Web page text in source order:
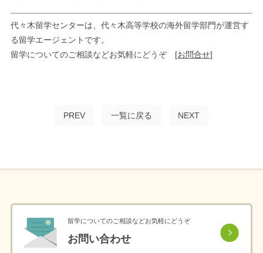
代々木留学センターは、代々木高等学校の海外留学部門が運営す
る留学エージェントです。
留学についてのご相談などお気軽にどうぞ [お問合せ]
PREV 一覧に戻る NEXT
留学についてのご相談などお気軽にどうぞ
お問い合わせ